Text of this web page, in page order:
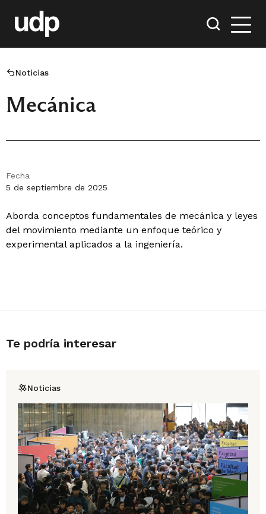
Noticias
Mecánica
Fecha
5 de septiembre de 2025
Aborda conceptos fundamentales de mecánica y leyes
del movimiento mediante un enfoque teórico y
experimental aplicados a la ingeniería.
Te podría interesar
Noticias